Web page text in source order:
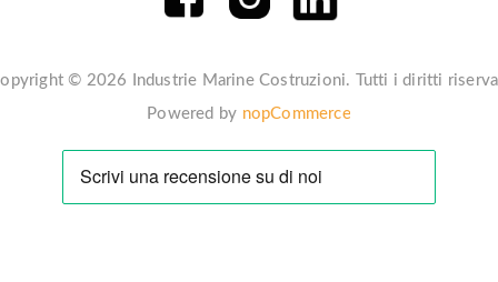
© 2026 Industrie Marine Costruzioni. Tutti i diritti
Powered by nopCommerce